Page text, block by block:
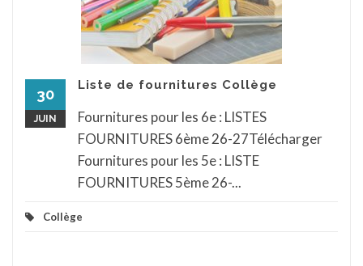
30
JUIN
Liste de fournitures Collège
Fournitures pour les 6e : LISTES
FOURNITURES 6ème 26-27Télécharger
Fournitures pour les 5e : LISTE
FOURNITURES 5ème 26-...
Collège